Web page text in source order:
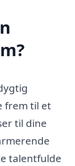
frem til et
til dine
talentfulde